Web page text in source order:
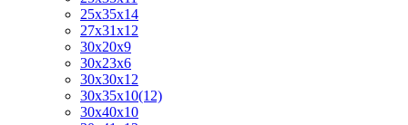
25х35х14
27х31х12
30х20х9
30х23х6
30х30х12
30х35х10(12)
30х40х10